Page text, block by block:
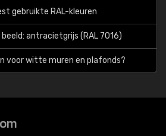
gebruikte RAL-kleuren
beeld: antracietgrijs (RAL 7016)
voor witte muren en plafonds?